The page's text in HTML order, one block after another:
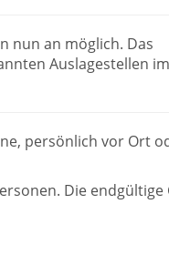
nun an möglich. Das
Auslagestellen im
persönlich vor Ort
Die